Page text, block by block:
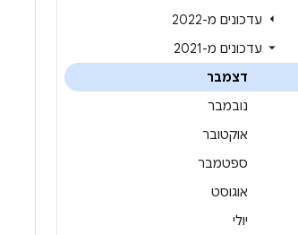
עדכונים מ-2022
עדכונים מ-2021
דצמבר
נובמבר
אוקטובר
ספטמבר
אוגוסט
יולי